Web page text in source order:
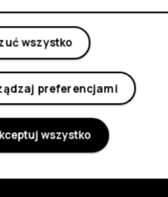
konto
people
TiktokYoutubeLinkedin
wszystko
preferencjami
wszystko